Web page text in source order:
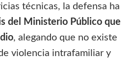
técnicas, la defensa ha
del Ministerio Público que
, alegando que no existe
violencia intrafamiliar y